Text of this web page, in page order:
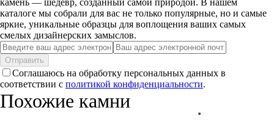
камень — шедевр, созданный самой природой. В нашем
каталоге мы собрали для вас не только популярные, но и самые
яркие, уникальные образцы для воплощения ваших самых
смелых дизайнерских замыслов.
Отправить
Соглашаюсь на обработку персональных данных в
соответствии с политикой конфиденциальности.
Похожие камни